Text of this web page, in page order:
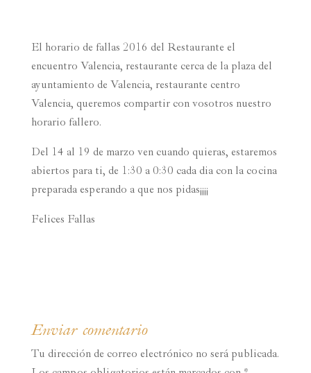
El horario de fallas 2016 del Restaurante el
encuentro Valencia, restaurante cerca de la plaza del
ayuntamiento de Valencia, restaurante centro
Valencia, queremos compartir con vosotros nuestro
horario fallero.
Del 14 al 19 de marzo ven cuando quieras, estaremos
abiertos para ti, de 1:30 a 0:30 cada dia con la cocina
preparada esperando a que nos pidas¡¡¡¡
Felices Fallas
Enviar comentario
Tu dirección de correo electrónico no será publicada.